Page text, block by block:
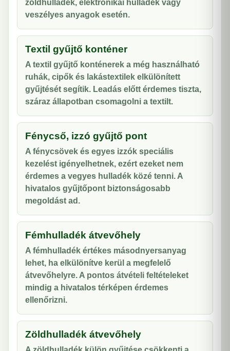
zöldhulladék, elektronikai hulladék vagy
veszélyes anyagok esetén.
Textil gyűjtő konténer
A textil gyűjtő konténerek a még használható
ruhák, cipők és lakástextilek elkülönített
gyűjtését segítik. Leadás előtt érdemes tiszta,
száraz állapotban csomagolni a textilt.
Fénycső, izzó gyűjtő pont
A fénycsövek és egyes izzók speciális
kezelést igényelhetnek, ezért ezeket nem
érdemes a vegyes hulladék közé tenni. A
hivatalos gyűjtőpont biztonságosabb
megoldást ad.
Fémhulladék átvevőhely
A fémhulladék értékes másodnyersanyag
lehet, ha elkülönítve kerül a megfelelő
átvevőhelyre. A pontos átvételi feltételeket
mindig a hivatalos térképen érdemes
ellenőrizni.
Zöldhulladék átvevőhely